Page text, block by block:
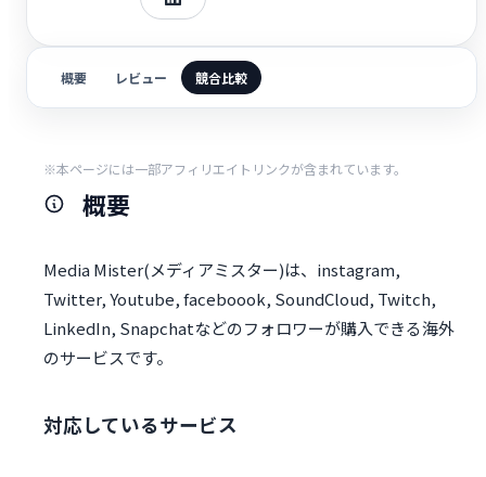
概要 レビュー 競合比較
※本ページには一部アフィリエイトリンクが含まれています。
概要
Media Mister(メディアミスター)は、instagram,
Twitter, Youtube, faceboook, SoundCloud, Twitch,
LinkedIn, Snapchatなどのフォロワーが購入できる海外
のサービスです。
対応しているサービス